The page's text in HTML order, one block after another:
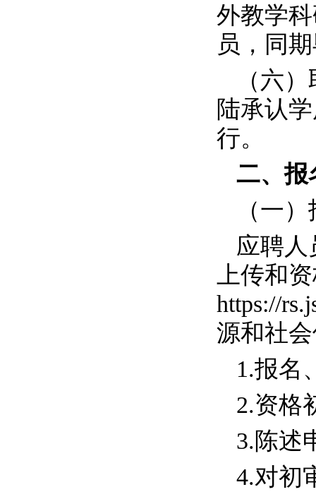
外教学
员，同
（六
陆承认
行。
二、报
（一
应聘人
上传和
https://
源和社
1.报名
2.资格
3.陈述
4.对初